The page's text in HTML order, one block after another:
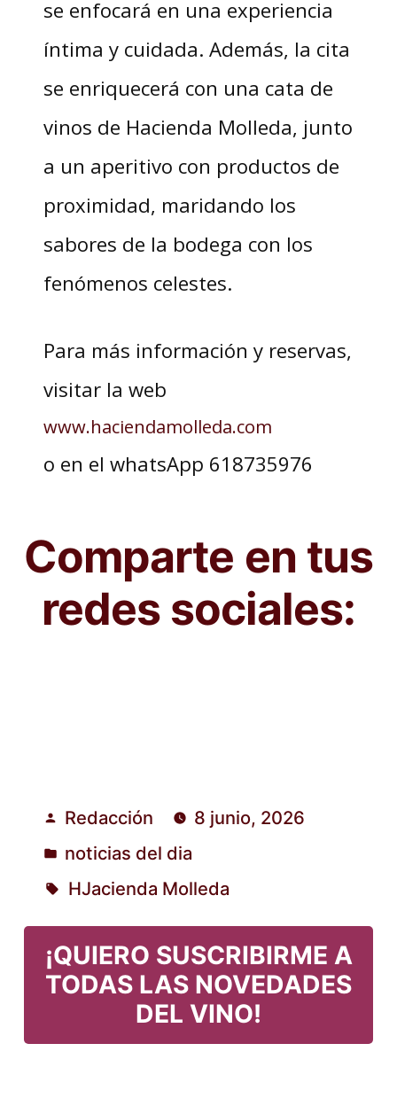
se enfocará en una experiencia
íntima y cuidada. Además, la cita
se enriquecerá con una cata de
vinos de Hacienda Molleda, junto
a un aperitivo con productos de
proximidad, maridando los
sabores de la bodega con los
fenómenos celestes.
Para más información y reservas,
visitar la web
www.haciendamolleda.com
o en el whatsApp 618735976
Comparte en tus
redes sociales:
Publicado
por
Redacción 8 junio, 2026
Publicado
en
noticias del dia
HJacienda Molleda
¡QUIERO SUSCRIBIRME A
TODAS LAS NOVEDADES
DEL VINO!